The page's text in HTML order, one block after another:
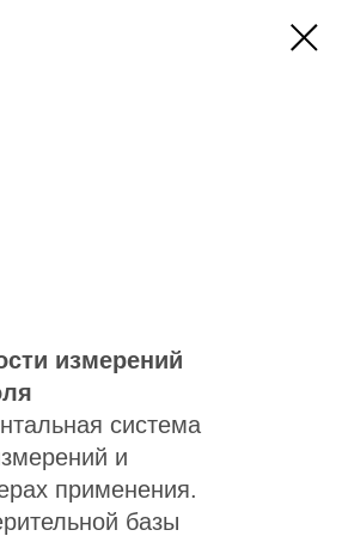
измерений
система
и
применения.
базы